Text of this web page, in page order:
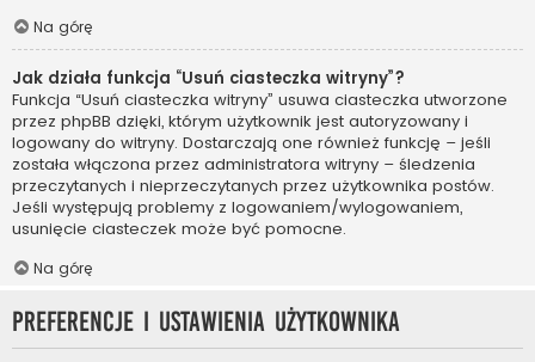
Na górę
Jak działa funkcja “Usuń ciasteczka witryny”?
Funkcja “Usuń ciasteczka witryny” usuwa ciasteczka utworzone
przez phpBB dzięki, którym użytkownik jest autoryzowany i
logowany do witryny. Dostarczają one również funkcję – jeśli
została włączona przez administratora witryny – śledzenia
przeczytanych i nieprzeczytanych przez użytkownika postów.
Jeśli występują problemy z logowaniem/wylogowaniem,
usunięcie ciasteczek może być pomocne.
Na górę
Preferencje i ustawienia użytkownika